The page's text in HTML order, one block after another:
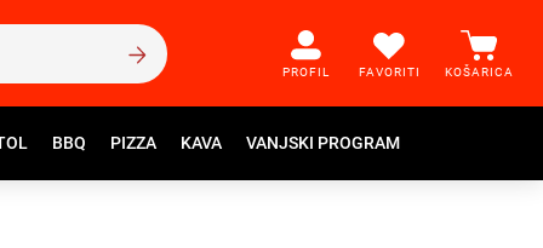
PROFIL FAVORITI KOŠARICA
BBQ PIZZA KAVA VANJSKI PROGRAM